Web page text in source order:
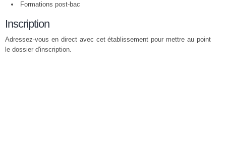
Formations post-bac
Inscription
Adressez-vous en direct avec cet établissement pour mettre au point
le dossier d'inscription.